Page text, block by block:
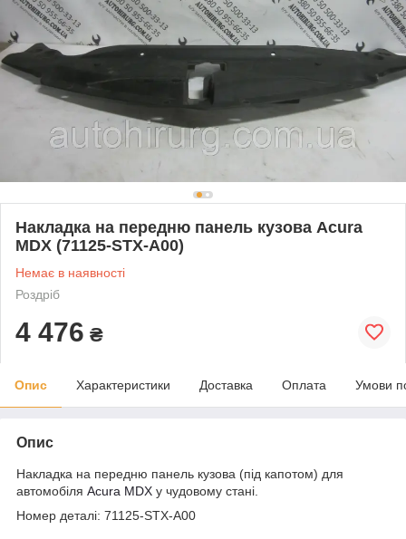
Накладка на передню панель кузова Acura
MDX (71125-STX-A00)
Немає в наявності
Роздріб
4 476 ₴
Опис Характеристики Доставка Оплата Умови
Опис
Накладка на передню панель кузова (під капотом) для
автомобіля Acura MDX у чудовому стані.
Номер деталі: 71125-STX-A00